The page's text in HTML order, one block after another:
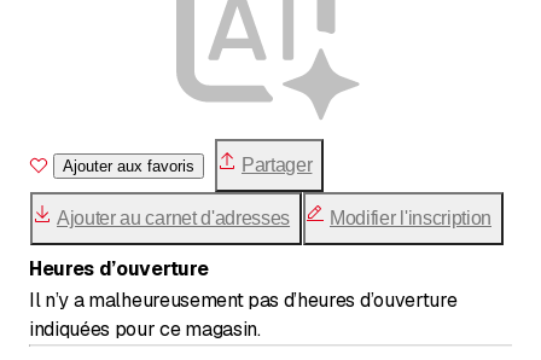
Ajouter aux favoris Partager
Ajouter au carnet d'adresses Modifier l'inscription
Heures d’ouverture
Il n’y a malheureusement pas d’heures d’ouverture
indiquées pour ce magasin.